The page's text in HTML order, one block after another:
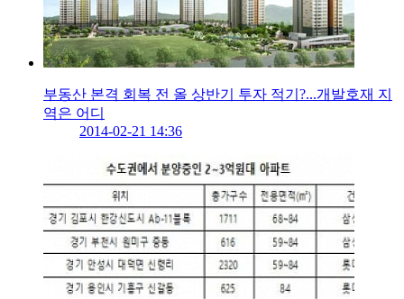
부동산 본격 회복 전 올 상반기 투자 적기?...개발호재 지
역은 어디
2014-02-21 14:36